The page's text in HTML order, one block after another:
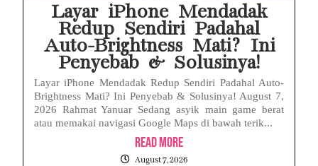
Layar iPhone Mendadak
Redup Sendiri Padahal
Auto-Brightness Mati? Ini
Penyebab & Solusinya!
Layar iPhone Mendadak Redup Sendiri Padahal Auto-
Brightness Mati? Ini Penyebab & Solusinya! August 7,
2026 Rahmat Yanuar Sedang asyik main game berat
atau memakai navigasi Google Maps di bawah terik...
Read More
August 7, 2026